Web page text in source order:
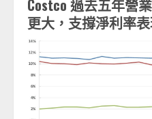
Costco 過去五年營
更大，支撐淨利率